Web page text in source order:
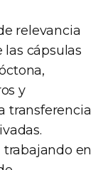
relevancia
las cápsulas
y
transferencia
trabajando en